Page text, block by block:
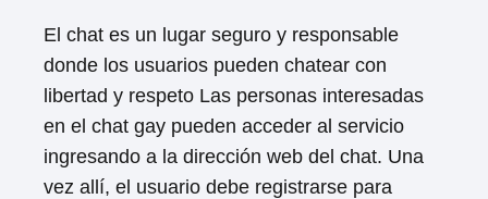
El chat es un lugar seguro y responsable
donde los usuarios pueden chatear con
libertad y respeto Las personas interesadas
en el chat gay pueden acceder al servicio
ingresando a la dirección web del chat. Una
vez allí, el usuario debe registrarse para